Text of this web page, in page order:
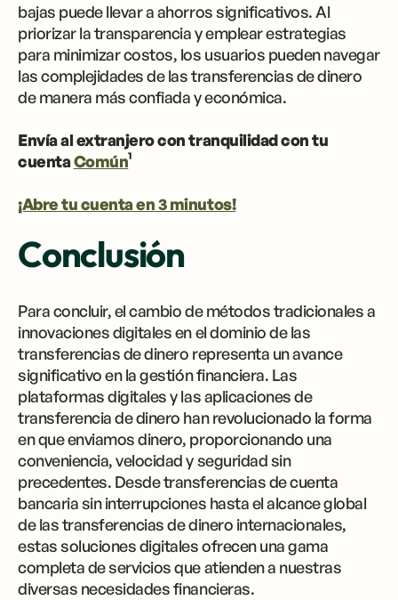
bajas puede llevar a ahorros significativos. Al
priorizar la transparencia y emplear estrategias
para minimizar costos, los usuarios pueden navegar
las complejidades de las transferencias de dinero
de manera más confiada y económica.
Envía al extranjero con tranquilidad con tu
cuentaComún¹
¡Abre tu cuenta en 3 minutos!
Conclusión
Para concluir, el cambio de métodos tradicionales a
innovaciones digitales en el dominio de las
transferencias de dinero representa un avance
significativo en la gestión financiera. Las
plataformas digitales y las aplicaciones de
transferencia de dinero han revolucionado la forma
en que enviamos dinero, proporcionando una
conveniencia, velocidad y seguridad sin
precedentes. Desde transferencias de cuenta
bancaria sin interrupciones hasta el alcance global
de las transferencias de dinero internacionales,
estas soluciones digitales ofrecen una gama
completa de servicios que atienden a nuestras
diversas necesidades financieras.